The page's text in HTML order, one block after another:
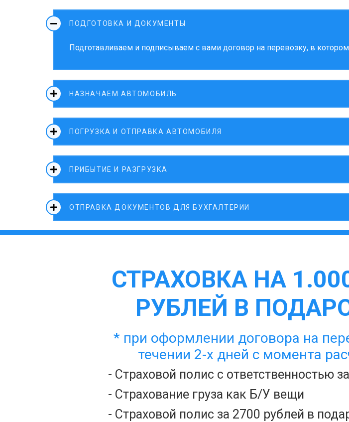
ПОДГОТОВКА И ДОКУМЕНТЫ
Подготавливаем и подписываем с вами договор на перевозку, в
НАЗНАЧАЕМ АВТОМОБИЛЬ
ПОГРУЗКА И ОТПРАВКА АВТОМОБИЛЯ
ПРИБЫТИЕ И РАЗГРУЗКА
ОТПРАВКА ДОКУМЕНТОВ ДЛЯ БУХГАЛТЕРИИ
СТРАХОВКА НА
РУБЛЕЙ В
* при оформлении договора на
течении 2-х дней с момента
- Страховой полис с ответственностью
- Страхование груза как Б/У вещи
- Страховой полис за 2700 рублей в